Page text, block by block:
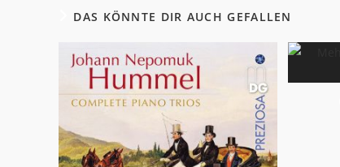
DAS KÖNNTE DIR AUCH GEFALLEN